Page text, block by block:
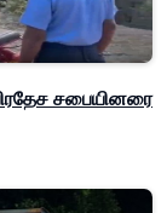
சபையினரை